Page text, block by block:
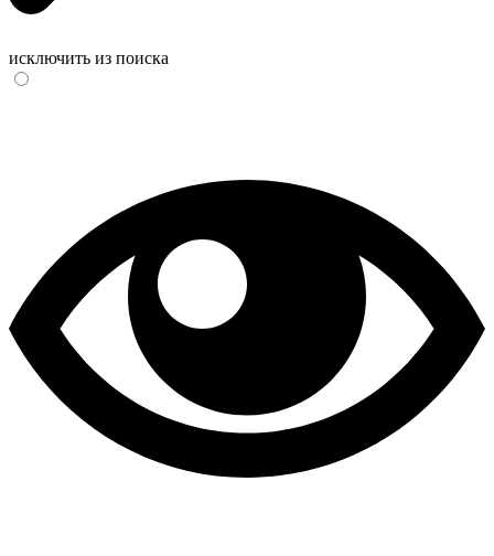
исключить из поиска